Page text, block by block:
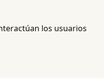
los usuarios